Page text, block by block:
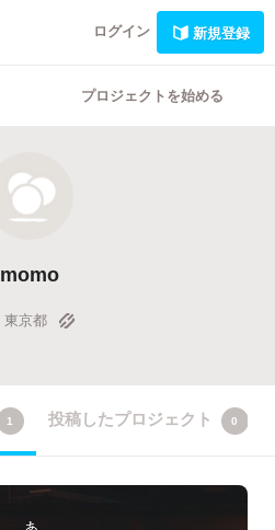
ログイン 新規登録
プロジェクトを始める
momo
東京都
1 投稿したプロジェクト 0